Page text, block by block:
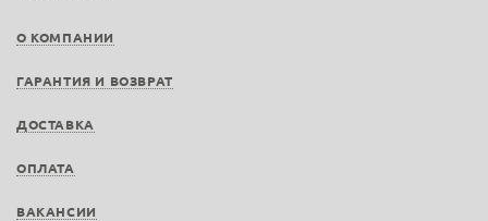
О КОМПАНИИ
ГАРАНТИЯ И ВОЗВРАТ
ДОСТАВКА
ОПЛАТА
ВАКАНСИИ